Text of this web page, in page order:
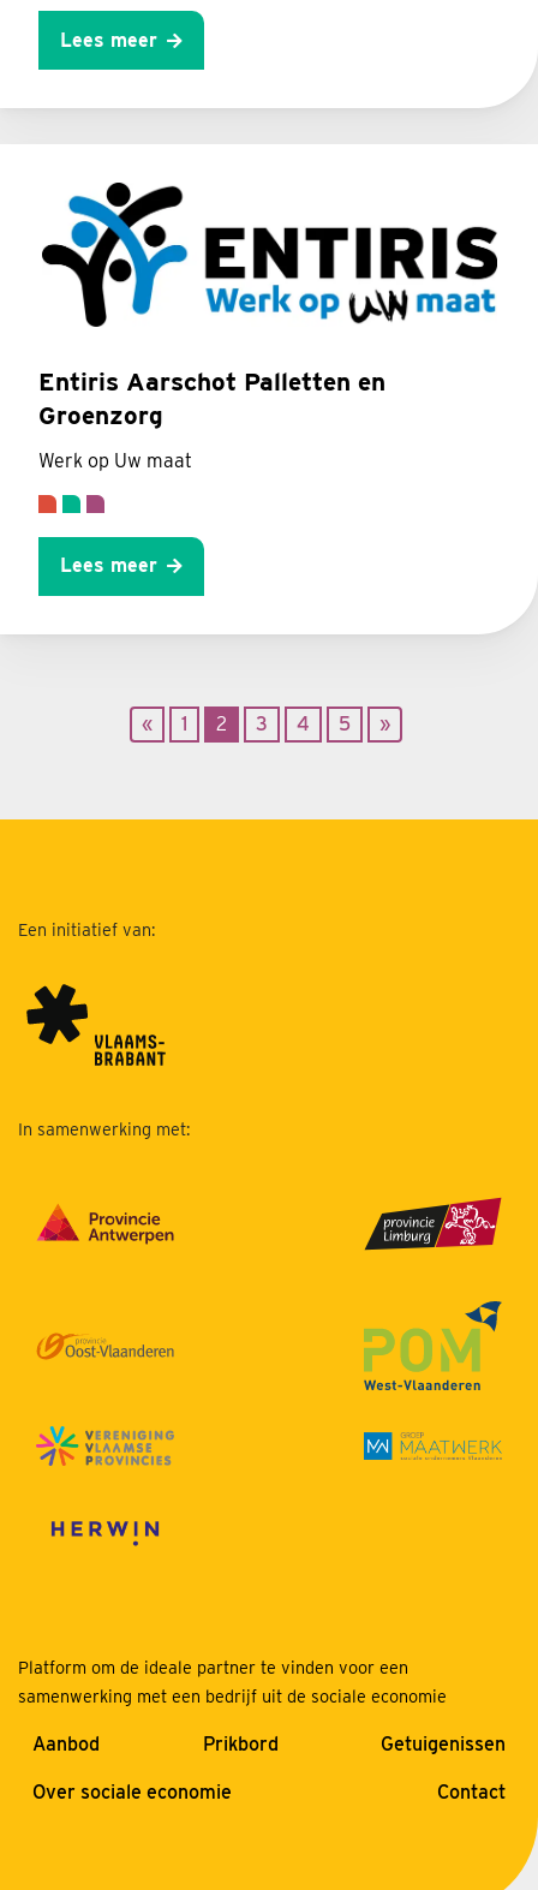
Lees meer
Entiris Aarschot Palletten en
Groenzorg
Werk op Uw maat
Lees meer
« 1 2 3 4 5 »
Een initiatief van:
In samenwerking met:
Platform om de ideale partner te vinden voor een
samenwerking met een bedrijf uit de sociale economie
Aanbod Prikbord Getuigenissen
Over sociale economie Contact